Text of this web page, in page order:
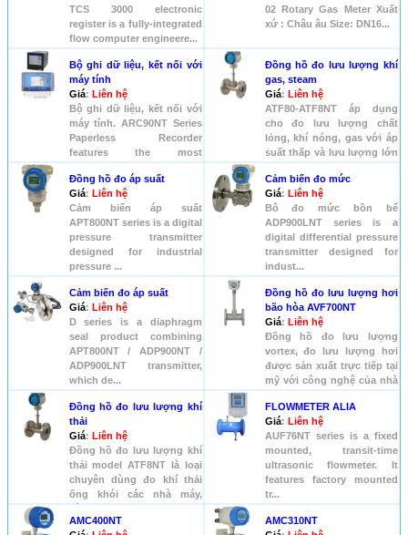
TCS 3000 electronic
register is a fully-integrated
flow computer engineere...
02 Rotary Gas Meter Xuất
xứ : Châu âu Size: DN16...
Bộ ghi dữ liệu, kết nối với
máy tính
Giá: Liên hệ
Bộ ghi dữ liệu, kết nối với
máy tính. ARC90NT Series
Paperless Recorder
features the most
advanced ...
Đồng hồ đo lưu lượng khí
gas, steam
Giá: Liên hệ
ATF80-ATF8NT áp dụng
cho đo lưu lượng chất
lỏng, khí nóng, gas với áp
suất thấp và lưu lượng lớn
...
Đồng hồ đo áp suất
Giá: Liên hệ
Cảm biến áp suất
APT800NT series is a digital
pressure transmitter
designed for industrial
pressure ...
Cảm biến đo mức
Giá: Liên hệ
Bô đo mức bồn bể
ADP900LNT series is a
digital differential pressure
transmitter designed for
indust...
Cảm biến đo áp suất
Giá: Liên hệ
D series is a diaphragm
seal product combining
APT800NT / ADP900NT /
ADP900LNT transmitter,
which de...
Đồng hồ đo lưu lượng hơi
bão hòa AVF700NT
Giá: Liên hệ
Đồng hồ đo lưu lượng
vortex, đo lưu lượng hơi
được sản xuất trực tiếp tại
mỹ với công nghệ của nhà
s...
Đồng hồ đo lưu lượng khí
thải
Giá: Liên hệ
Đồng hồ đo lưu lượng khí
thải model ATF8NT là loại
chuyên dùng đo khí thải
ống khói các nhà máy,
vận...
FLOWMETER ALIA
Giá: Liên hệ
AUF76NT series is a fixed
mounted, transit-time
ultrasonic flowmeter. It
features factory mounted
tr...
AMC400NT
AMC310NT